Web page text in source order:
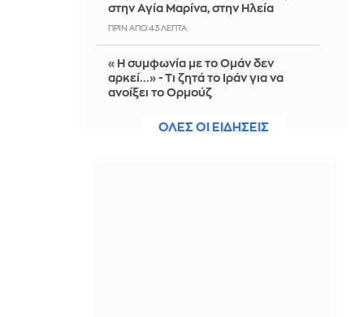
στην Αγία Μαρίνα, στην Ηλεία
ΠΡΙΝ ΑΠΌ 43 ΛΕΠΤΆ
«Η συμφωνία με το Ομάν δεν
αρκεί...» - Τι ζητά το Ιράν για να
ανοίξει το Ορμούζ
ΟΛΕΣ ΟΙ ΕΙΔΗΣΕΙΣ